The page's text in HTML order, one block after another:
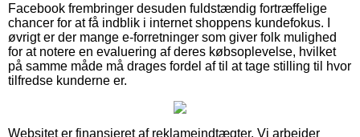
Facebook frembringer desuden fuldstændig fortræffelige
chancer for at få indblik i internet shoppens kundefokus. I
øvrigt er der mange e-forretninger som giver folk mulighed
for at notere en evaluering af deres købsoplevelse, hvilket
på samme måde må drages fordel af til at tage stilling til hvor
tilfredse kunderne er.
Websitet er finansieret af reklameindtægter. Vi arbejder